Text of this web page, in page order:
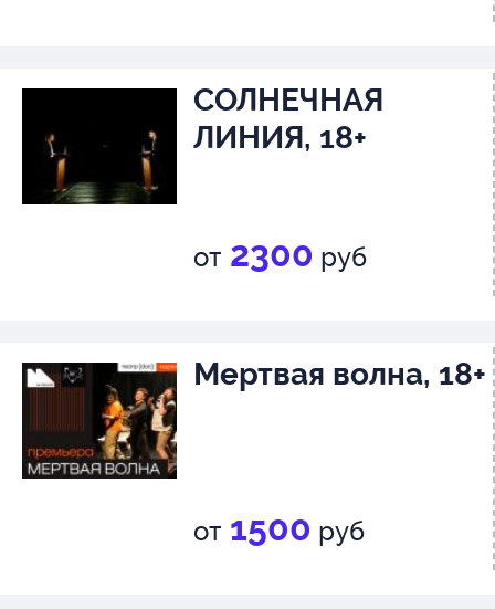
СОЛНЕЧНАЯ
ЛИНИЯ, 18+
от 2300 руб
Мертвая волна, 18+
от 1500 руб